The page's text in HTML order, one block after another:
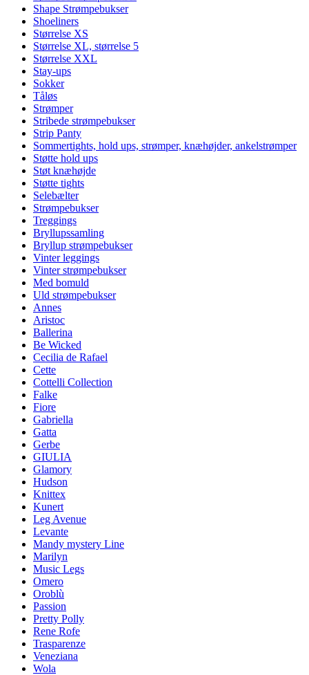
Shape Strømpebukser
Shoeliners
Størrelse XS
Størrelse XL, størrelse 5
Størrelse XXL
Stay-ups
Sokker
Tåløs
Strømper
Stribede strømpebukser
Strip Panty
Sommertights, hold ups, strømper, knæhøjder, ankelstrømper
Støtte hold ups
Støt knæhøjde
Støtte tights
Selebælter
Strømpebukser
Treggings
Bryllupssamling
Bryllup strømpebukser
Vinter leggings
Vinter strømpebukser
Med bomuld
Uld strømpebukser
Annes
Aristoc
Ballerina
Be Wicked
Cecilia de Rafael
Cette
Cottelli Collection
Falke
Fiore
Gabriella
Gatta
Gerbe
GIULIA
Glamory
Hudson
Knittex
Kunert
Leg Avenue
Levante
Mandy mystery Line
Marilyn
Music Legs
Omero
Oroblù
Passion
Pretty Polly
Rene Rofe
Trasparenze
Veneziana
Wola